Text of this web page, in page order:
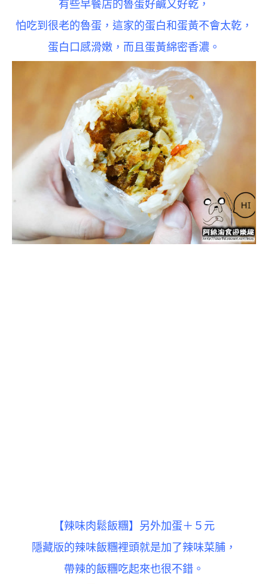
有些早餐店的魯蛋好鹹又好乾，
怕吃到很老的魯蛋，這家的蛋白和蛋黃不會太乾，
蛋白口感滑嫩，而且蛋黃綿密香濃。
【辣味肉鬆飯糰】另外加蛋＋５元
隱藏版的辣味飯糰裡頭就是加了辣味菜脯，
帶辣的飯糰吃起來也很不錯。